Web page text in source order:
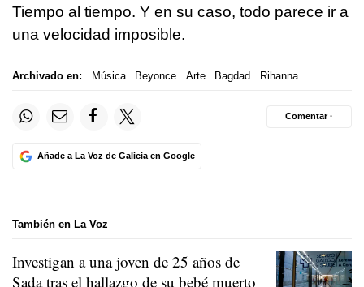
Tiempo al tiempo. Y en su caso, todo parece ir a
una velocidad imposible.
Archivado en: Música Beyonce Arte Bagdad Rihanna
Añade a La Voz de Galicia en Google
Comentar ·
También en La Voz
Investigan a una joven de 25 años de
Sada tras el hallazgo de su bebé muerto